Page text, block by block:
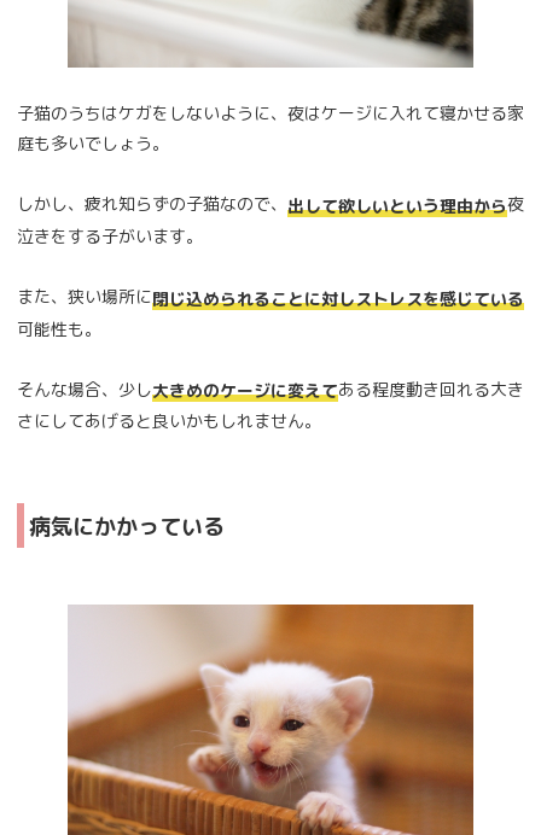
子猫のうちはケガをしないように、夜はケージに入れて寝かせる家
庭も多いでしょう。
しかし、疲れ知らずの子猫なので、 出して欲しいという理由から夜
泣きをする子がいます。
また、狭い場所に閉じ込められることに対しストレスを感じている
可能性も。
そんな場合、少し大きめのケージに変えてある程度動き回れる大き
さにしてあげると良いかもしれません。
病気にかかっている